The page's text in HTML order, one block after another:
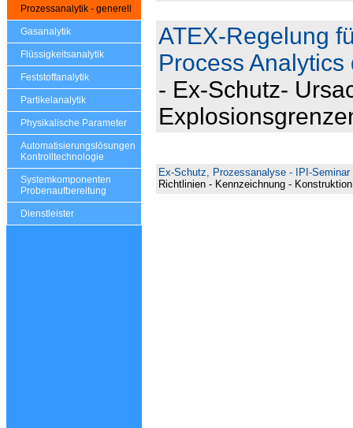
Prozessanalytik - generell
Gasanalytik
Flüssigkeitsanalytik
Feststoffanalytik
Partikelanalytik
Physikalische Parameter
Automatisierungslösungen
Kontrolltechnologie
Systemkomponenten
Probenaufbereitung
Dienstleister
ATEX-Regelung
Process
- Ex-Schutz-
Ex-Schutz, Prozessanalyse - IPI-Seminar
Richtlinien - Kennzeichnung -